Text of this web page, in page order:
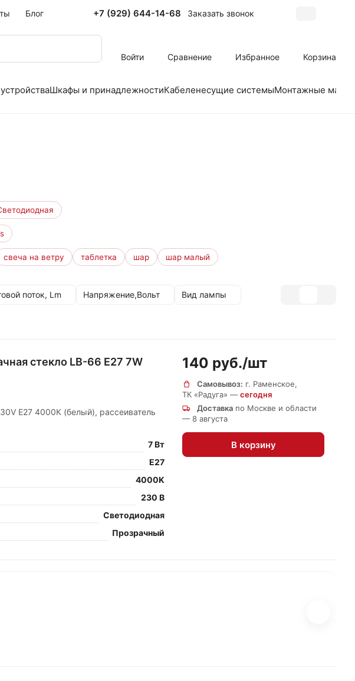
Блог +7 (929) 644-14-68 Заказать звонок
Войти Сравнение Избранное Корзина
Шкафы и принадлежностиКабеленесущие системыМонтажные
свеча на ветру таблетка шар шар малый
поток, Lm Напряжение,Вольт
Вид лампы
стекло LB-66 E27 7W
E27 4000К (белый), рассеиватель
7 Вт
E27
4000K
230 В
Светодиодная
Прозрачный
140 руб./шт
Самовывоз: г. Раменское,
ТК «Радуга» — сегодня
Доставка по Москве и области
— 8 августа
В корзину